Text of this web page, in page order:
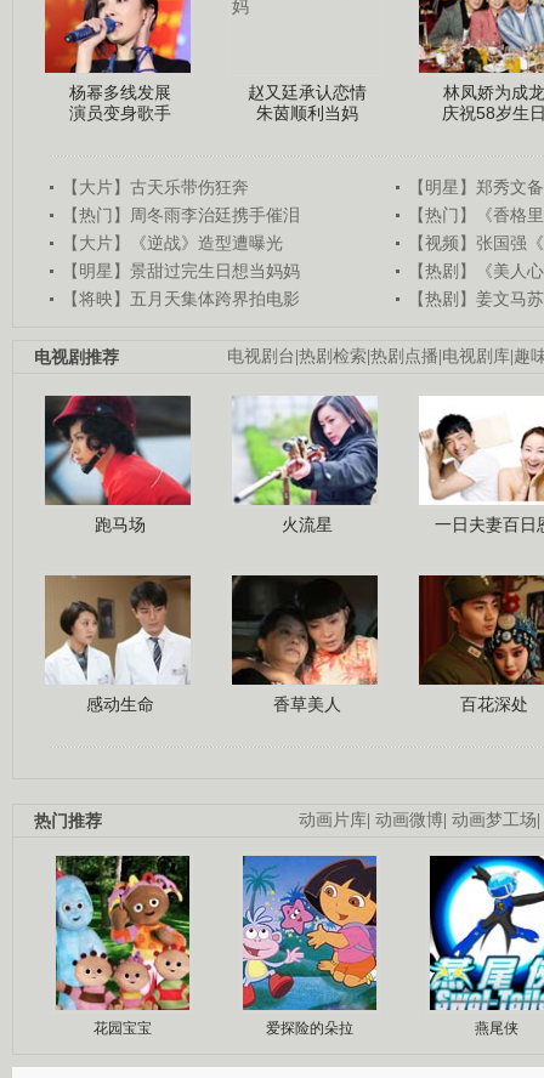
杨幂多线发展
演员变身歌手
赵又廷承认恋情
朱茵顺利当妈
林凤娇为成龙
庆祝58岁生
【大片】古天乐带伤狂奔
【明星】郑秀文
【热门】周冬雨李治廷携手催泪
【热门】《香格
【大片】《逆战》造型遭曝光
【视频】张国强
【明星】景甜过完生日想当妈妈
【热剧】《美人
【将映】五月天集体跨界拍电影
【热剧】姜文马
电视剧台|热剧检索|热剧点播|电视剧库|趣
电视剧推荐
跑马场 火流星 一日夫妻百日
感动生命 香草美人 百花深处
动画片库| 动画微博| 动画梦工场|
热门推荐
花园宝宝 爱探险的朵拉 燕尾侠